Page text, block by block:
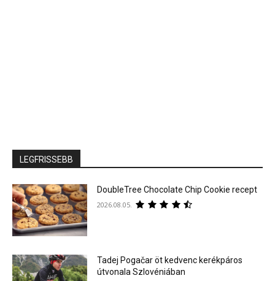
LEGFRISSEBB
DoubleTree Chocolate Chip Cookie recept
2026.08.05.
Tadej Pogačar öt kedvenc kerékpáros
útvonala Szlovéniában